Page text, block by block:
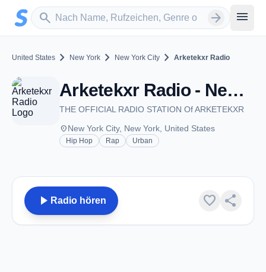
Zum Hauptinhalt springen
search
Sender suchen arrow_forward menu
United States chevron_right New York chevron_right New York City chevron_right Arketekxr Radio
Arketekxr Radio - New York City, NY
THE OFFICIAL RADIO STATION Of ARKETEKXR
placeNew York City, New York, United States
Hip Hop Rap Urban
play_arrow Radio hören favorite share